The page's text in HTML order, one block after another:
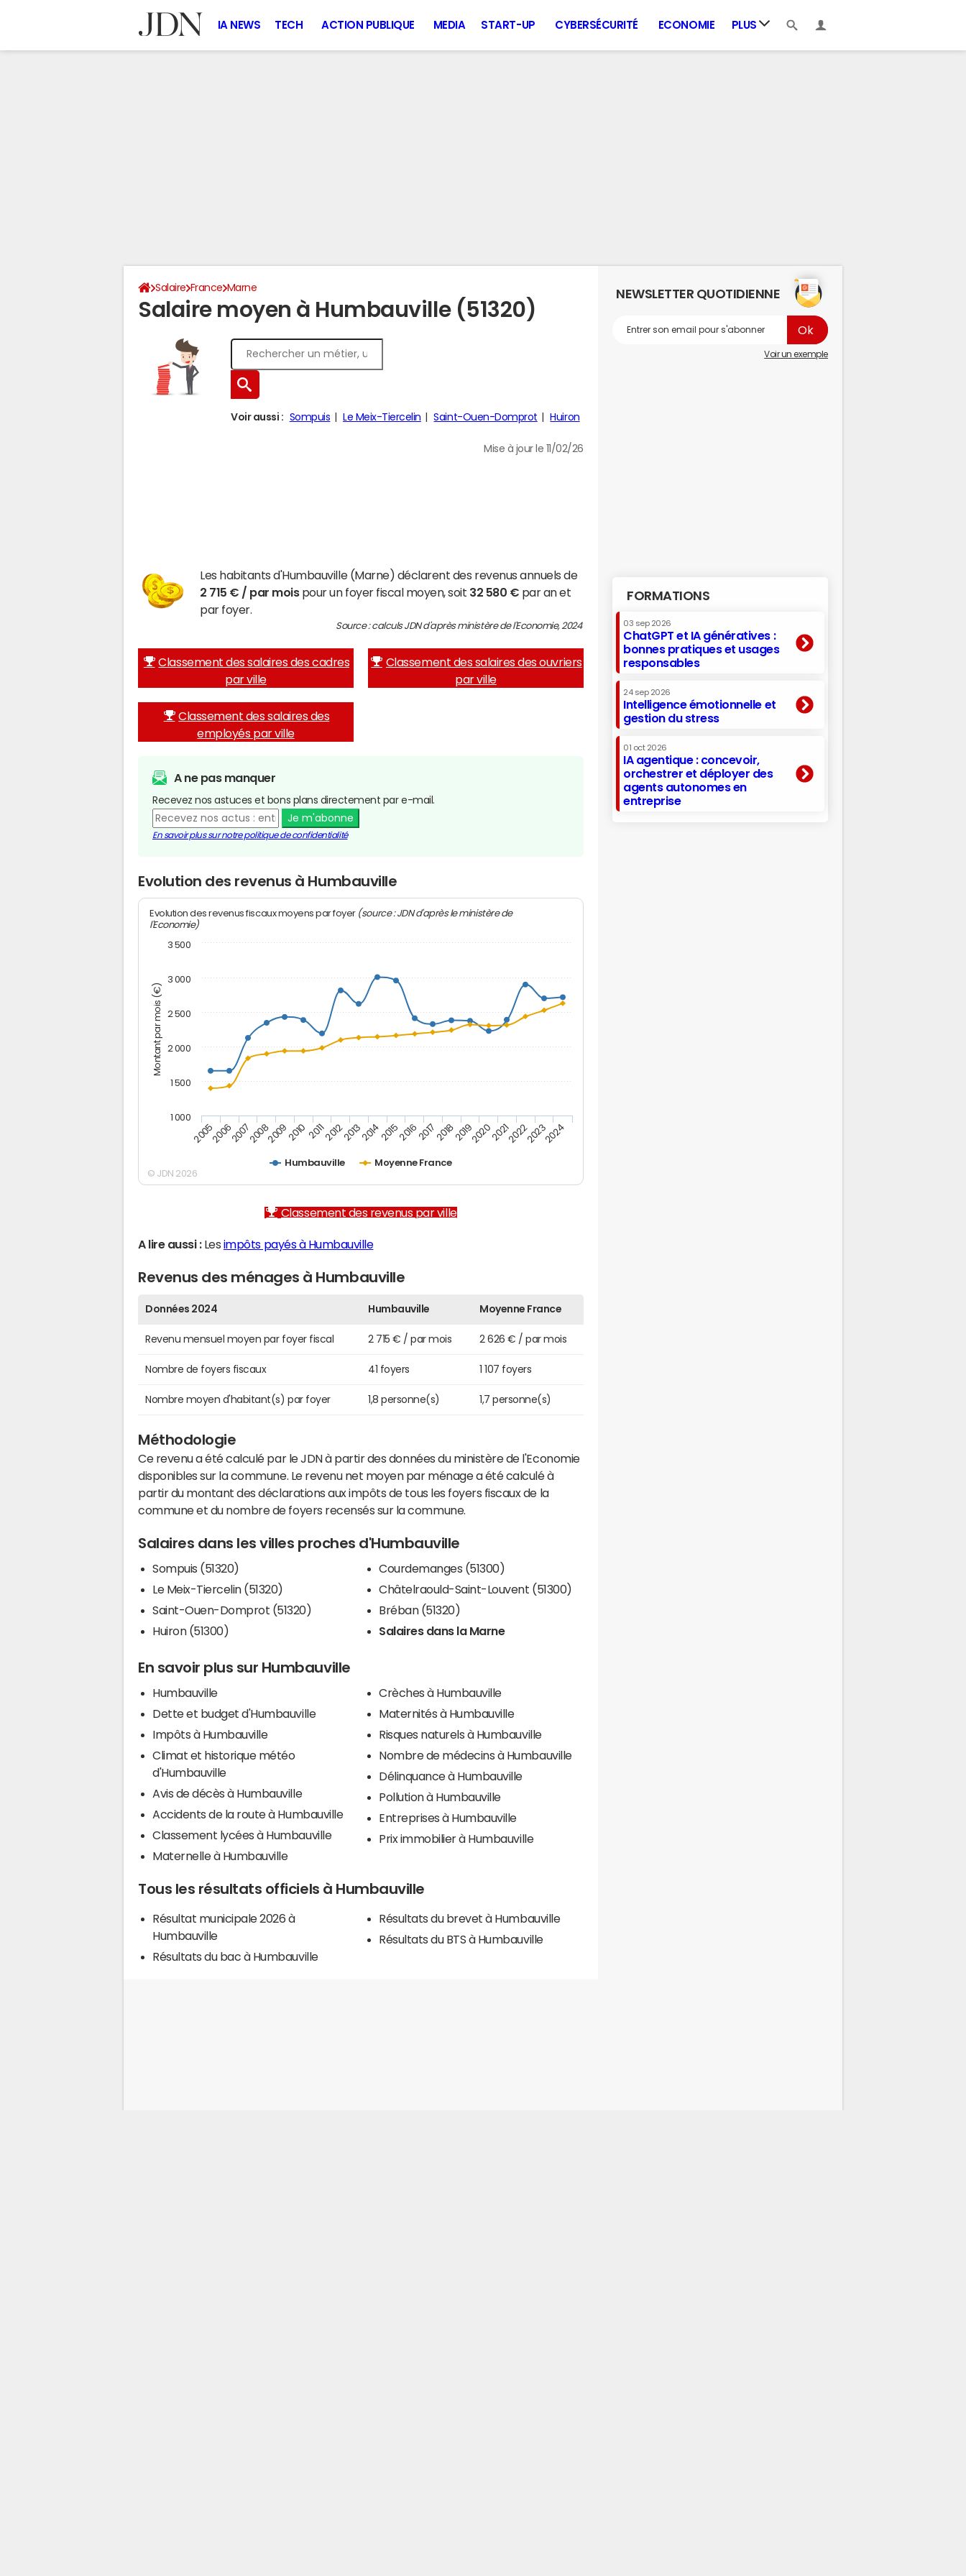
IA NEWS TECH ACTION PUBLIQUE MEDIA START-UP CYBERSÉCURITÉ ECONOMIE PLUS
Salaire France Marne
Salaire moyen à Humbauville (51320)
Voir aussi : Sompuis Le Meix-Tiercelin Saint-Ouen-Domprot Huiron
Mise à jour le 11/02/26
Les habitants d'Humbauville (Marne) déclarent des revenus annuels de
2 715 € / par moispour un foyer fiscal moyen, soit 32 580 € par an et
par foyer.
Source : calculs JDN d'après ministère de l'Economie, 2024
Classement des salaires des cadres
par ville
Classement des salaires des ouvriers
par ville
Classement des salaires des
employés par ville
A ne pas manquer
Recevez nos astuces et bons plans directement par e-mail.
Je m'abonne
En savoir plus sur notre politique de confidentialité
Evolution des revenus à Humbauville
Montant par mois (€)
Evolution des revenus fiscaux moyens par foyer (source : JDN d'après le ministère de
l'Economie)
Humbauville Moyenne France
200520062007200820092010 20112012201320142015201620172018201920202021202220232024
1 000
1 500
2 000
2 500
3 000
3 500
© JDN 2026
Classement des revenus par ville
A lire aussi :Les impôts payés à Humbauville
Revenus des ménages à Humbauville
Données 2024 Humbauville Moyenne France
Revenu mensuel moyen par foyer fiscal 2 715 € / par mois 2 626 € / par mois
Nombre de foyers fiscaux 41 foyers 1 107 foyers
Nombre moyen d'habitant(s) par foyer 1,8 personne(s) 1,7 personne(s)
Méthodologie
Ce revenu a été calculé par le JDN à partir des données du ministère de l'Economie
disponibles sur la commune. Le revenu net moyen par ménage a été calculé à
partir du montant des déclarations aux impôts de tous les foyers fiscaux de la
commune et du nombre de foyers recensés sur la commune.
Salaires dans les villes proches d'Humbauville
Sompuis (51320)
Le Meix-Tiercelin (51320)
Saint-Ouen-Domprot (51320)
Huiron (51300)
Courdemanges (51300)
Châtelraould-Saint-Louvent (51300)
Bréban (51320)
Salaires dans la Marne
En savoir plus sur Humbauville
Humbauville
Dette et budget d'Humbauville
Impôts à Humbauville
Climat et historique météo
d'Humbauville
Avis de décès à Humbauville
Accidents de la route à Humbauville
Classement lycées à Humbauville
Maternelle à Humbauville
Crèches à Humbauville
Maternités à Humbauville
Risques naturels à Humbauville
Nombre de médecins à Humbauville
Délinquance à Humbauville
Pollution à Humbauville
Entreprises à Humbauville
Prix immobilier à Humbauville
Tous les résultats officiels à Humbauville
Résultat municipale 2026 à
Humbauville
Résultats du bac à Humbauville
Résultats du brevet à Humbauville
Résultats du BTS à Humbauville
NEWSLETTER QUOTIDIENNE
Voir un exemple
FORMATIONS
03 sep 2026
ChatGPT et IA génératives :
bonnes pratiques et usages
responsables
24 sep 2026
Intelligence émotionnelle et
gestion du stress
01 oct 2026
IA agentique : concevoir,
orchestrer et déployer des
agents autonomes en
entreprise